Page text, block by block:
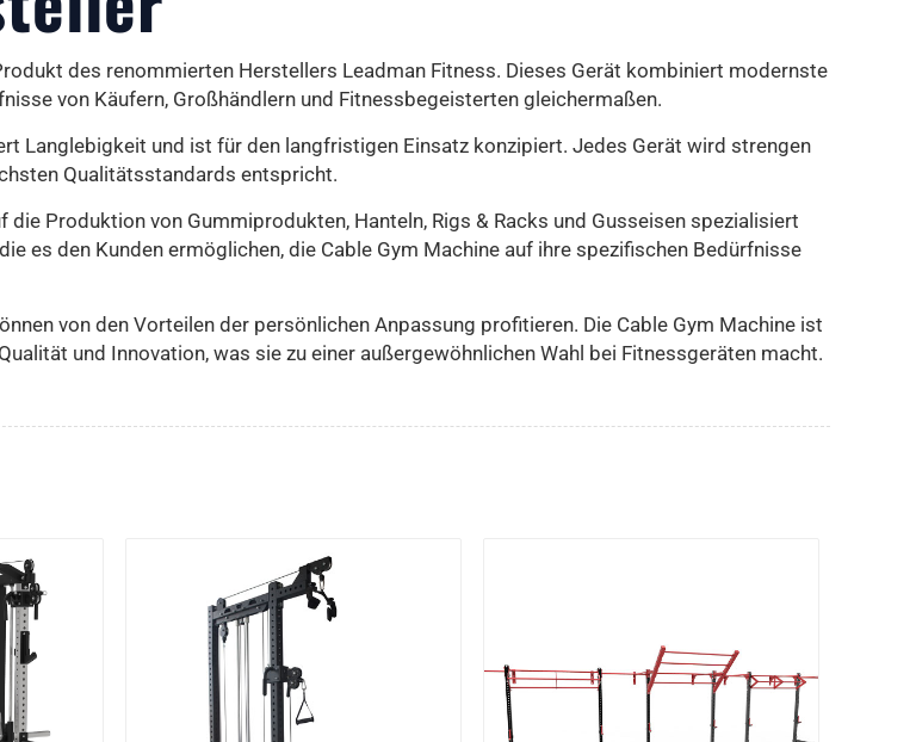
des renommierten Herstellers Leadman Fitness. Dieses Gerät kombiniert modernste
von Käufern, Großhändlern und Fitnessbegeisterten gleichermaßen.
Langlebigkeit und ist für den langfristigen Einsatz konzipiert. Jedes Gerät wird strengen
Qualitätsstandards entspricht.
Produktion von Gummiprodukten, Hanteln, Rigs & Racks und Gusseisen spezialisiert
es den Kunden ermöglichen, die Cable Gym Machine auf ihre spezifischen Bedürfnisse
von den Vorteilen der persönlichen Anpassung profitieren. Die Cable Gym Machine ist
und Innovation, was sie zu einer außergewöhnlichen Wahl bei Fitnessgeräten macht.